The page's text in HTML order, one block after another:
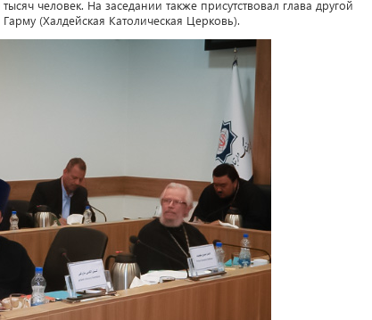
человек. На заседании также присутствовал глава другой
(Халдейская Католическая Церковь).